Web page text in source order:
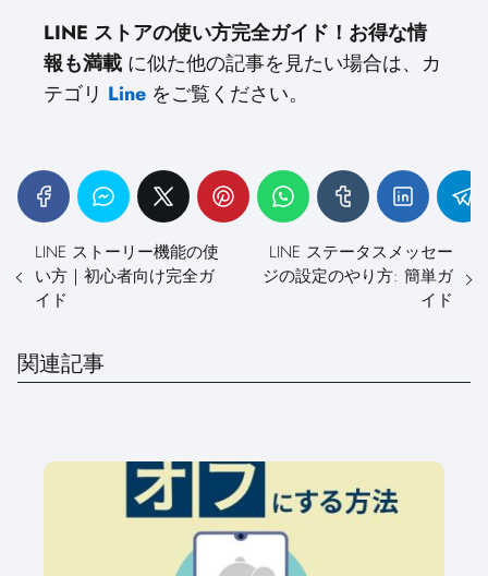
LINE ストアの使い方完全ガイド！お得な情
報も満載 に似た他の記事を見たい場合は、カ
テゴリ Line をご覧ください。
LINE ストーリー機能の使
い方｜初心者向け完全ガ
イド
LINE ステータスメッセー
ジの設定のやり方: 簡単ガ
イド
関連記事